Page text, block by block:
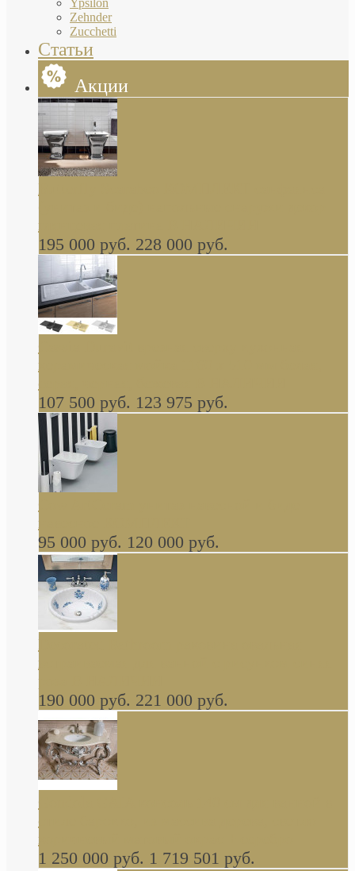
Ypsilon
Zehnder
Zucchetti
Статьи
Акции
Butterfly Scarabeo КОМПЛЕКТ санфаянса
глянцевая платина В НАЛИЧИИ
195 000 руб. 228 000 руб.
керамическая мойка 1160 x 510 мм белая,
серая, черная, бежевая В НАЛИЧИИ
107 500 руб. 123 975 руб.
навесное КОМПЛЕКТ
95 000 руб. 120 000 руб.
Decorated Bathroom раковина овальная
встраиваемая для ванной с рисунком синяя
роза В НАЛИЧИИ
190 000 руб. 221 000 руб.
стиле барокко, из массива дерева, светло
коричневый матовый окрас + серебро
1 250 000 руб. 1 719 501 руб.